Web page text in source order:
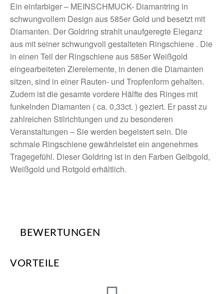
Ein einfarbiger – MEINSCHMUCK- Diamantring in
schwungvollem Design aus 585er Gold und besetzt mit
Diamanten. Der Goldring strahlt unaufgeregte Eleganz
aus mit seiner schwungvoll gestalteten Ringschiene . Die
in einen Teil der Ringschiene aus 585er Weißgold
eingearbeiteten Zierelemente, in denen die Diamanten
sitzen, sind in einer Rauten- und Tropfenform gehalten.
Zudem ist die gesamte vordere Hälfte des Ringes mit
funkelnden Diamanten ( ca. 0,33ct. ) geziert. Er passt zu
zahlreichen Stilrichtungen und zu besonderen
Veranstaltungen – Sie werden begeistert sein. Die
schmale Ringschiene gewährleistet ein angenehmes
Tragegefühl. Dieser Goldring ist in den Farben Gelbgold,
Weißgold und Rotgold erhältlich.
BEWERTUNGEN
VORTEILE